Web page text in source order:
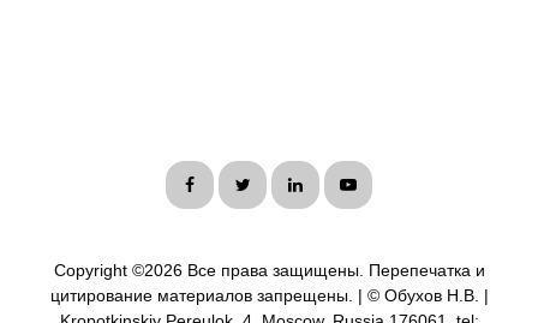
Copyright ©2026 Все права защищены. Перепечатка и
цитирование материалов запрещены. | © Обухов Н.В. |